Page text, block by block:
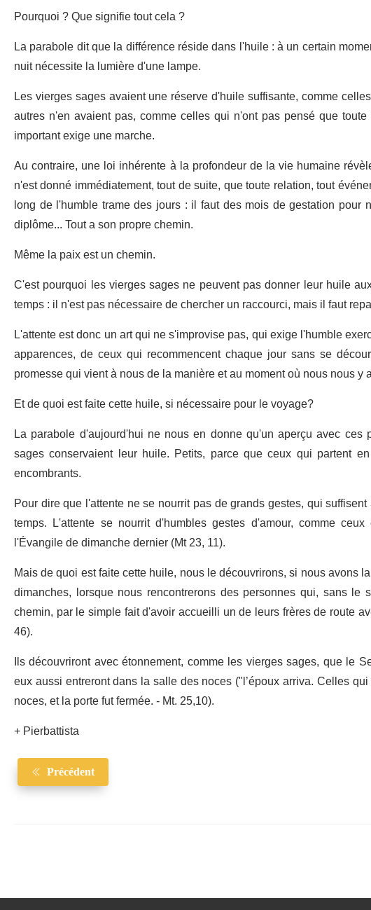
Pourquoi ? Que signifie tout cela ?
La parabole dit que la différence réside dans l'huile : à un certain
nuit nécessite la lumière d'une lampe.
Les vierges sages avaient une réserve d'huile suffisante, comme
autres n'en avaient pas, comme celles qui n'ont pas pensé que
important exige une marche.
Au contraire, une loi inhérente à la profondeur de la vie humaine
n'est donné immédiatement, tout de suite, que toute relation, tout
long de l'humble trame des jours : il faut des mois de gestation
diplôme... Tout a son propre chemin.
Même la paix est un chemin.
C'est pourquoi les vierges sages ne peuvent pas donner leur huile
temps : il n'est pas nécessaire de chercher un raccourci, mais il faut
L'attente est donc un art qui ne s'improvise pas, qui exige l'humble
apparences, de ceux qui recommencent chaque jour sans se
promesse qui vient à nous de la manière et au moment où nous nous y
Et de quoi est faite cette huile, si nécessaire pour le voyage?
La parabole d'aujourd'hui ne nous en donne qu'un aperçu avec
sages conservaient leur huile. Petits, parce que ceux qui partent
encombrants.
Pour dire que l'attente ne se nourrit pas de grands gestes, qui
temps. L'attente se nourrit d'humbles gestes d'amour, comme
l'Évangile de dimanche dernier (Mt 23, 11).
Mais de quoi est faite cette huile, nous le découvrirons, si nous avons
dimanches, lorsque nous rencontrerons des personnes qui, sans
chemin, par le simple fait d'avoir accueilli un de leurs frères de route
46).
Ils découvriront avec étonnement, comme les vierges sages, que le
eux aussi entreront dans la salle des noces ("l’époux arriva. Celles
noces, et la porte fut fermée. - Mt. 25,10).
+ Pierbattista
Précédent